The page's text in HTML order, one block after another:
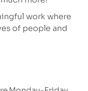
work where
of people and